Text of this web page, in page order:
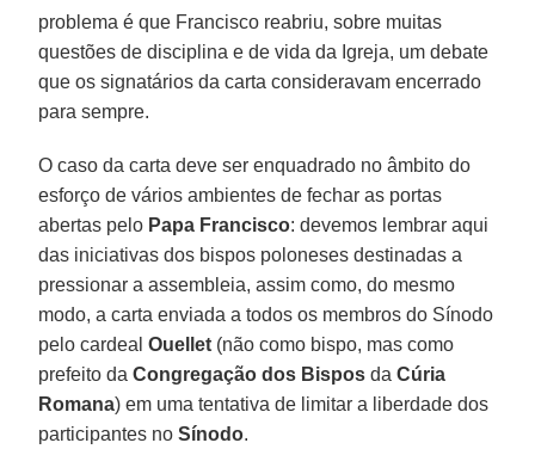
problema é que Francisco reabriu, sobre muitas
questões de disciplina e de vida da Igreja, um debate
que os signatários da carta consideravam encerrado
para sempre.
O caso da carta deve ser enquadrado no âmbito do
esforço de vários ambientes de fechar as portas
abertas pelo Papa Francisco: devemos lembrar aqui
das iniciativas dos bispos poloneses destinadas a
pressionar a assembleia, assim como, do mesmo
modo, a carta enviada a todos os membros do Sínodo
pelo cardealOuellet (não como bispo, mas como
prefeito daCongregação dos Bispos daCúria
Romana) em uma tentativa de limitar a liberdade dos
participantes noSínodo.